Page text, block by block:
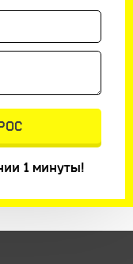
1 минуты!